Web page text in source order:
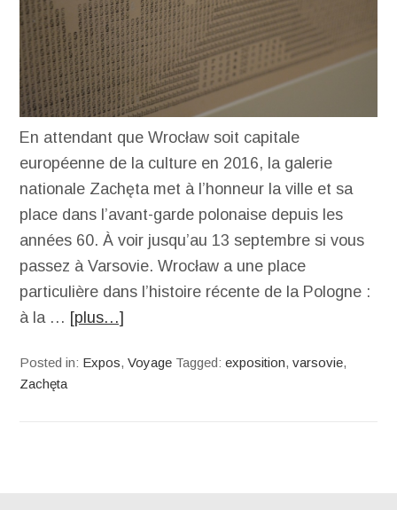
En attendant que Wrocław soit capitale
européenne de la culture en 2016, la galerie
nationale Zachęta met à l’honneur la ville et sa
place dans l’avant-garde polonaise depuis les
années 60. À voir jusqu’au 13 septembre si vous
passez à Varsovie. Wrocław a une place
particulière dans l’histoire récente de la Pologne :
à la … [plus…]
Posted in: Expos,Voyage Tagged:exposition,varsovie,
Zachęta